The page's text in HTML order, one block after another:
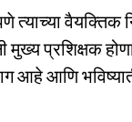
त्याच्या वैयक्तिक
प्रशिक्षक
आहे आणि